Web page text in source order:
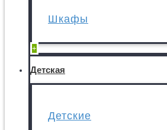
Шкафы
+
Детская
Детские